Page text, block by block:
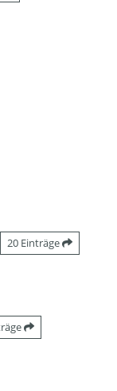
20 Einträge